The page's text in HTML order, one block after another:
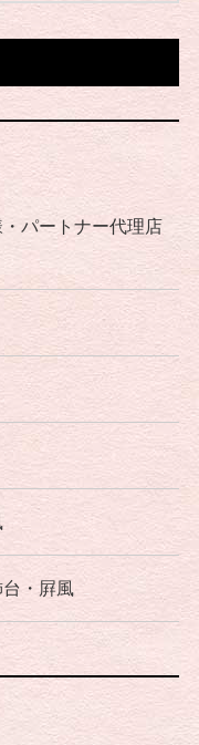
パートナー代理店
・屛風